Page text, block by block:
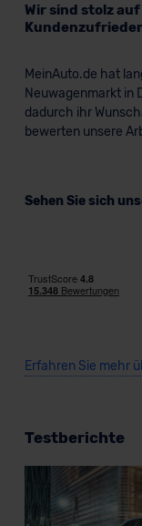
Wir sind stolz
MeinAuto.de hat
Neuwagenmarkt in
dadurch ihr
bewerten unsere
Sehen Sie sich
Erfahren Sie mehr
Testberichte